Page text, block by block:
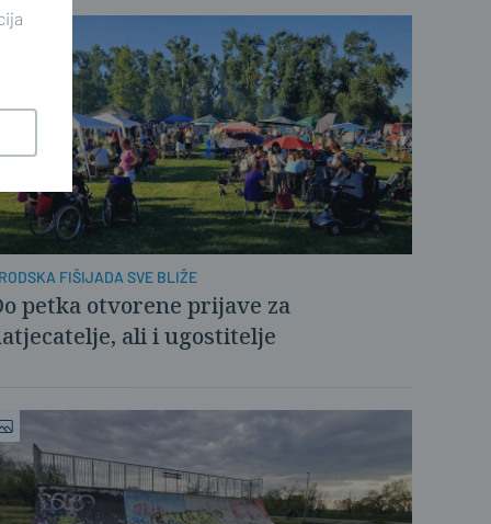
FIŠIJADA SVE BLIŽE
petka otvorene prijave za
ali i ugostitelje